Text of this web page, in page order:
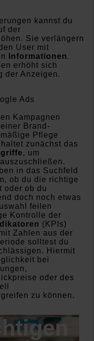
kannst du
der
Sie verlängern
User mit
Informationen.
erhöht sich
der Anzeigen.
Kampagnen
Brand-
Pflege
zunächst das
, um
in das Suchfeld
ob du die richtige
oder ob du
doch noch etwas
feilen
Kontrolle der
(KPIs)
Zahlen aus der
solltest du
Hiermit
bei
oder des
zu können.